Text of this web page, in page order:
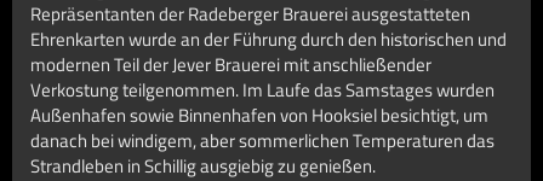
Repräsentanten der Radeberger Brauerei ausgestatteten
Ehrenkarten wurde an der Führung durch den historischen und
modernen Teil der Jever Brauerei mit anschließender
Verkostung teilgenommen.Im Laufe das Samstages wurden
Außenhafen sowie Binnenhafen von Hooksiel besichtigt, um
danach bei windigem, aber sommerlichen Temperaturen das
Strandleben in Schillig ausgiebig zu genießen.